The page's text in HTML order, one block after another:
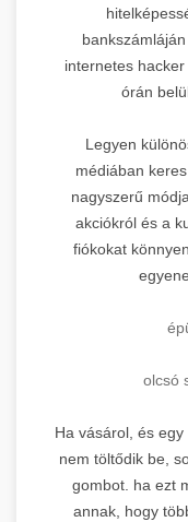
internetes
órán
Legyen
médiában
nagyszerű
akciókról és a
fiókokat
olcsó
Ha vásárol, és
nem töltődik be,
gombot. ha ezt
annak, hogy